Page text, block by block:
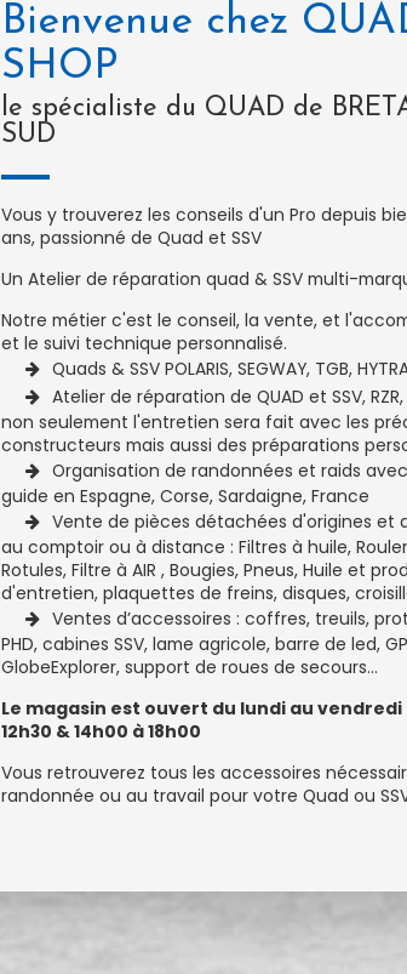
constructeurs mais aussi des préparations
Organisation de randonnées et raids
guide en Espagne, Corse, Sardaigne, France
Vente de pièces détachées d'origines et
au comptoir ou à distance : Filtres à huile,
Rotules, Filtre à AIR , Bougies, Pneus, Huile et
PHD, cabines SSV, lame agricole, barre de led,
GlobeExplorer, support de roues de secours...
Le magasin est ouvert du lundi au vendredi
Vous retrouverez tous les accessoires
randonnée ou au travail pour votre Quad ou